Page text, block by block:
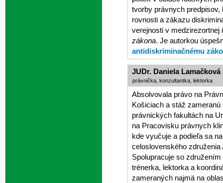
tvorby právnych predpisov,
rovnosti a zákazu
verejnosti v medzirezortnej
zákona. Je autorkou
antidiskriminačnému
JUDr. Daniela Lamačková
právnička, konzultantka, lektorka
Absolvovala právo na
Košiciach a stáž
právnických fakultách na
na Pracovisku právnych
kde vyučuje a podieľa sa
celoslovenského
Spolupracuje so
trénerka, lektorka a
zameraných najmä na